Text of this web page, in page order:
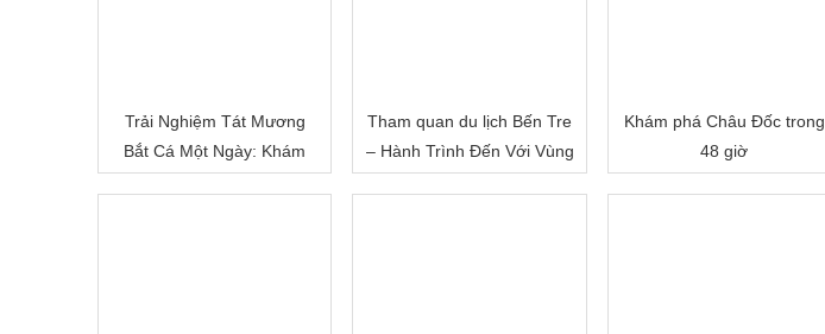
Trải Nghiệm Tát Mương
Bắt Cá Một Ngày: Khám
Tham quan du lịch Bến Tre
– Hành Trình Đến Với Vùng
Khám phá Châu Đốc trong
48 giờ